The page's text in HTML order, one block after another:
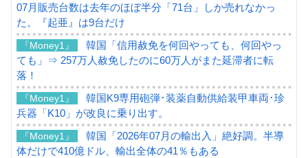
07月販売台数は去年のほぼ半分「71台」しか売れなかっ
た。『起亜』は9台だけ
『Money1』
韓国「信用赦免を何回やっても、何回やっ
ても」⇒ 257万人赦免したのに60万人がまた延滞者に転
落！
『Money1』
韓国K9専用砲弾･装薬自動供給装甲車両･珍
兵器「K10」が改良に乗り出す。
『Money1』
韓国「2026年07月の輸出入」絶好調。半導
体だけで410億ドル、輸出全体の41％もある